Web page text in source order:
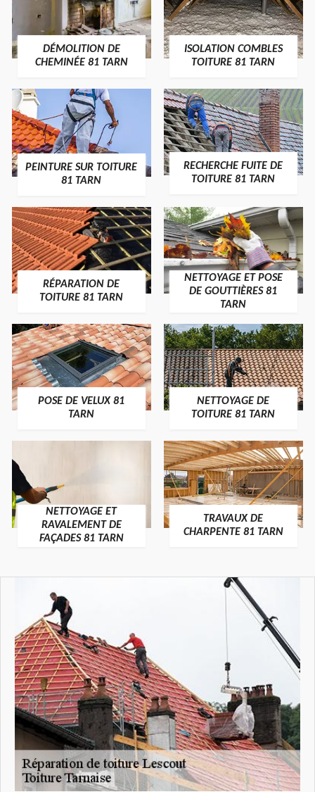
DÉMOLITION DE
CHEMINÉE 81 TARN
ISOLATION COMBLES
TOITURE 81 TARN
PEINTURE SUR TOITURE
81 TARN
RECHERCHE FUITE DE
TOITURE 81 TARN
RÉPARATION DE
TOITURE 81 TARN
NETTOYAGE ET POSE
DE GOUTTIÈRES 81
TARN
POSE DE VELUX 81
TARN
NETTOYAGE DE
TOITURE 81 TARN
NETTOYAGE ET
RAVALEMENT DE
FAÇADES 81 TARN
TRAVAUX DE
CHARPENTE 81 TARN